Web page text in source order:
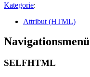
Kategorie:
Attribut (HTML)
Navigationsmenü
SELFHTML